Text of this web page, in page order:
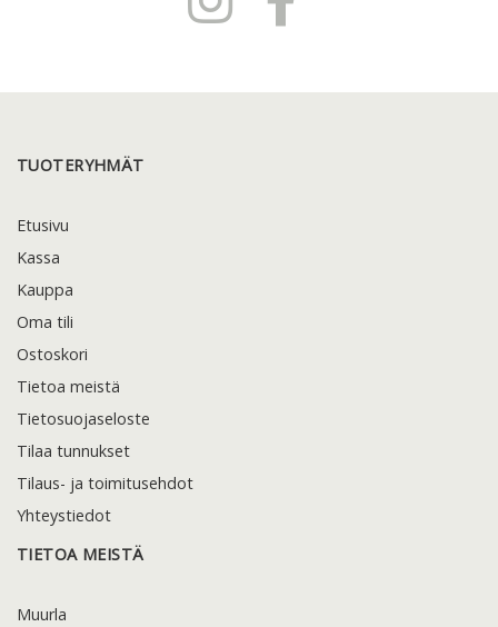
TUOTERYHMÄT
Etusivu
Kassa
Kauppa
Oma tili
Ostoskori
Tietoa meistä
Tietosuojaseloste
Tilaa tunnukset
Tilaus- ja toimitusehdot
Yhteystiedot
TIETOA MEISTÄ
Muurla